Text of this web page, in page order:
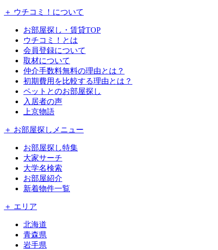
＋ ウチコミ！について
お部屋探し・賃貸TOP
ウチコミ！とは
会員登録について
取材について
仲介手数料無料の理由とは？
初期費用を比較する理由とは？
ペットとのお部屋探し
入居者の声
上京物語
＋ お部屋探しメニュー
お部屋探し特集
大家サーチ
大学名検索
お部屋紹介
新着物件一覧
＋ エリア
北海道
青森県
岩手県